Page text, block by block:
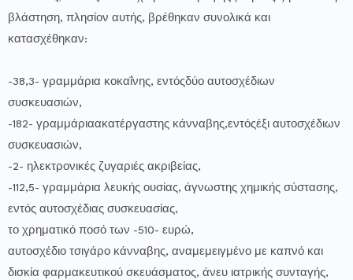
βλάστηση, πλησίον αυτής, βρέθηκαν συνολικά και
κατασχέθηκαν:
-38,3- γραμμάρια κοκαΐνης, εντόςδύο αυτοσχέδιων
συσκευασιών,
-182- γραμμάριαακατέργαστης κάνναβης,εντόςέξι αυτοσχέδιων
συσκευασιών,
-2- ηλεκτρονικές ζυγαριές ακριβείας,
-112,5- γραμμάρια λευκής ουσίας, άγνωστης χημικής σύστασης,
εντός αυτοσχέδιας συσκευασίας,
το χρηματικό ποσό των -510- ευρώ,
αυτοσχέδιο τσιγάρο κάνναβης, αναμεμειγμένο με καπνό και
δισκία φαρμακευτικού σκευάσματος, άνευ ιατρικής συνταγής,